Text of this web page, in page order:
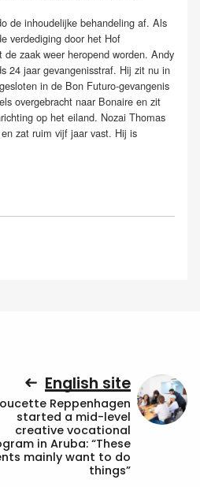
de inhoudelijke behandeling af. Als
verdediging door het Hof
zaak weer heropend worden. Andy
24 jaar gevangenisstraf. Hij zit nu in
in de Bon Futuro-gevangenis
overgebracht naar Bonaire en zit
op het eiland. Nozai Thomas
zat ruim vijf jaar vast. Hij is
English site
Reppenhagen
started a mid-level
creative vocational
in Aruba: “These
mainly want to do
things”